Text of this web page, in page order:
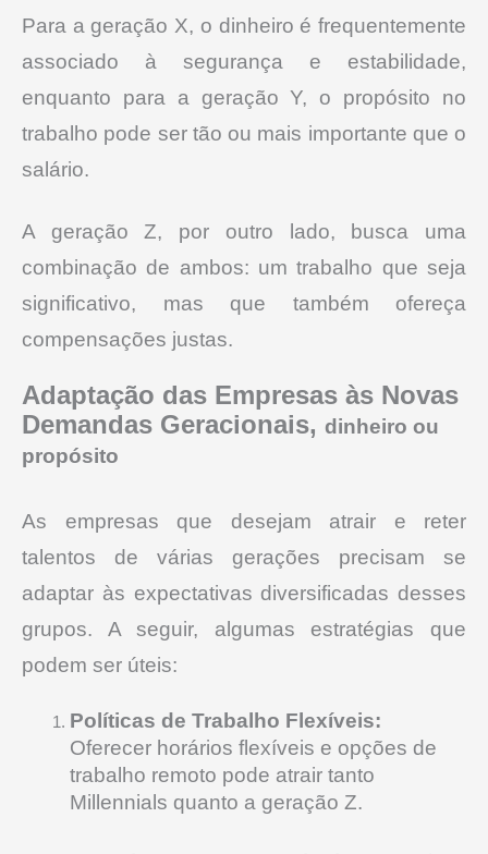
Para a geração X, o dinheiro é frequentemente
associado à segurança e estabilidade,
enquanto para a geração Y, o propósito no
trabalho pode ser tão ou mais importante que o
salário.
A geração Z, por outro lado, busca uma
combinação de ambos: um trabalho que seja
significativo, mas que também ofereça
compensações justas.
Adaptação das Empresas às Novas
Demandas Geracionais, dinheiro ou
propósito
As empresas que desejam atrair e reter
talentos de várias gerações precisam se
adaptar às expectativas diversificadas desses
grupos. A seguir, algumas estratégias que
podem ser úteis:
Políticas de Trabalho Flexíveis:
Oferecer horários flexíveis e opções de
trabalho remoto pode atrair tanto
Millennials quanto a geração Z.